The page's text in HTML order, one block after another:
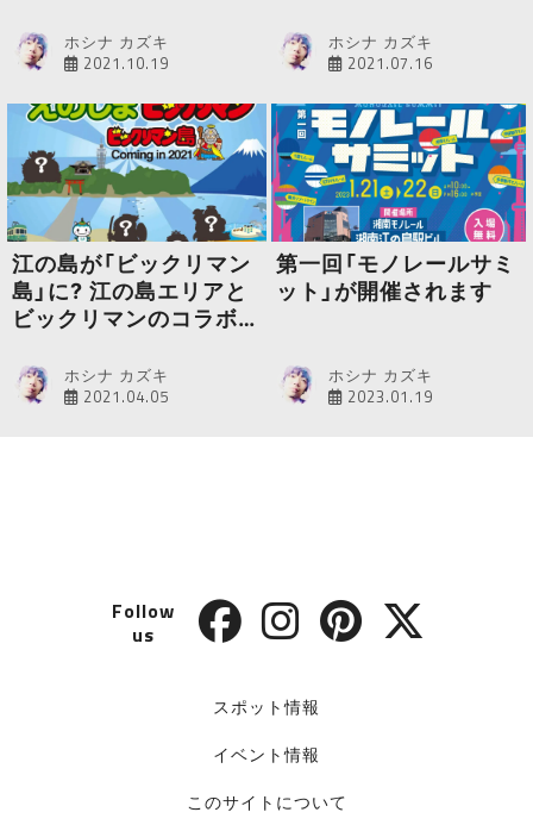
ホシナ カズキ
2021.10.19
ホシナ カズキ
2021.07.16
江の島が「ビックリマン
島」に? 江の島エリアと
ビックリマンのコラボが
ホシナ カズキ
2021.04.05
第一回「モノレールサミ
ット」が開催されます
ホシナ カズキ
2023.01.19
Follow
us
スポット情報
イベント情報
このサイトについて